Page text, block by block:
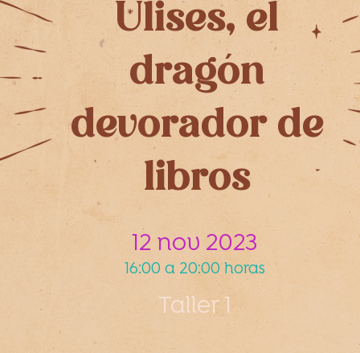
Ulises, el
dragón
devorador de
libros
12 nov 2023
16:00 a 20:00 horas
Taller 1